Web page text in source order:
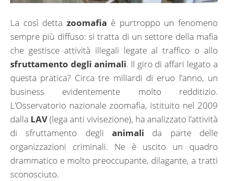
La così dettazoomafia è purtroppo un fenomeno
sempre più diffuso: si tratta di un settore della mafia
che gestisce attività illegali legate al traffico o allo
sfruttamento degli animali. Il giro di affari legato a
questa pratica? Circa tre miliardi di eruo l’anno, un
business evidentemente molto redditizio.
L’Osservatorio nazionale zoomafia, istituito nel 2009
dalla LAV(lega anti vivisezione), ha analizzato l’attività
di sfruttamento degli animali da parte delle
organizzazioni criminali. Ne è uscito un quadro
drammatico e molto preoccupante, dilagante, a tratti
sconosciuto.